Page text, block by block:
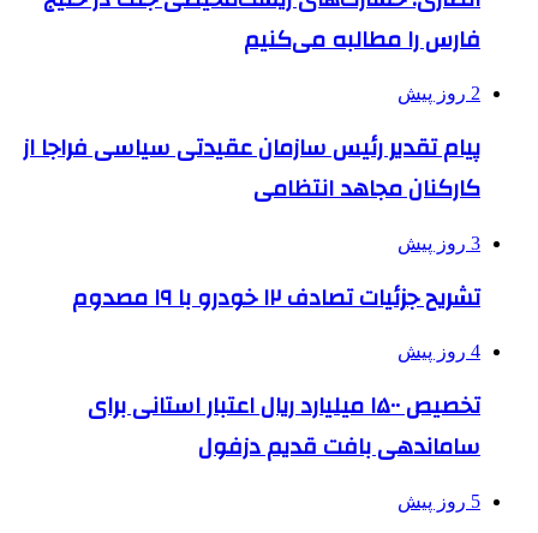
فارس را مطالبه‌ می‌کنیم
2 روز پیش
پیام تقدیر رئیس سازمان عقیدتی سیاسی فراجا از
کارکنان مجاهد انتظامی
3 روز پیش
تشریح جزئیات تصادف ۱۲ خودرو با ۱۹ مصدوم
4 روز پیش
تخصیص ۱۵۰۰ میلیارد ریال اعتبار استانی برای
ساماندهی بافت قدیم دزفول
5 روز پیش